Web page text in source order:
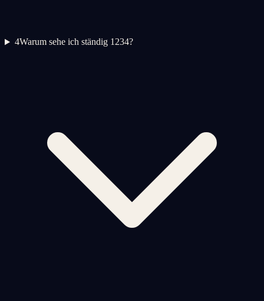
4Warum sehe ich ständig 1234?